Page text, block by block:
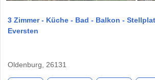
3 Zimmer - Küche - Bad - Balkon -
Eversten
Oldenburg, 26131